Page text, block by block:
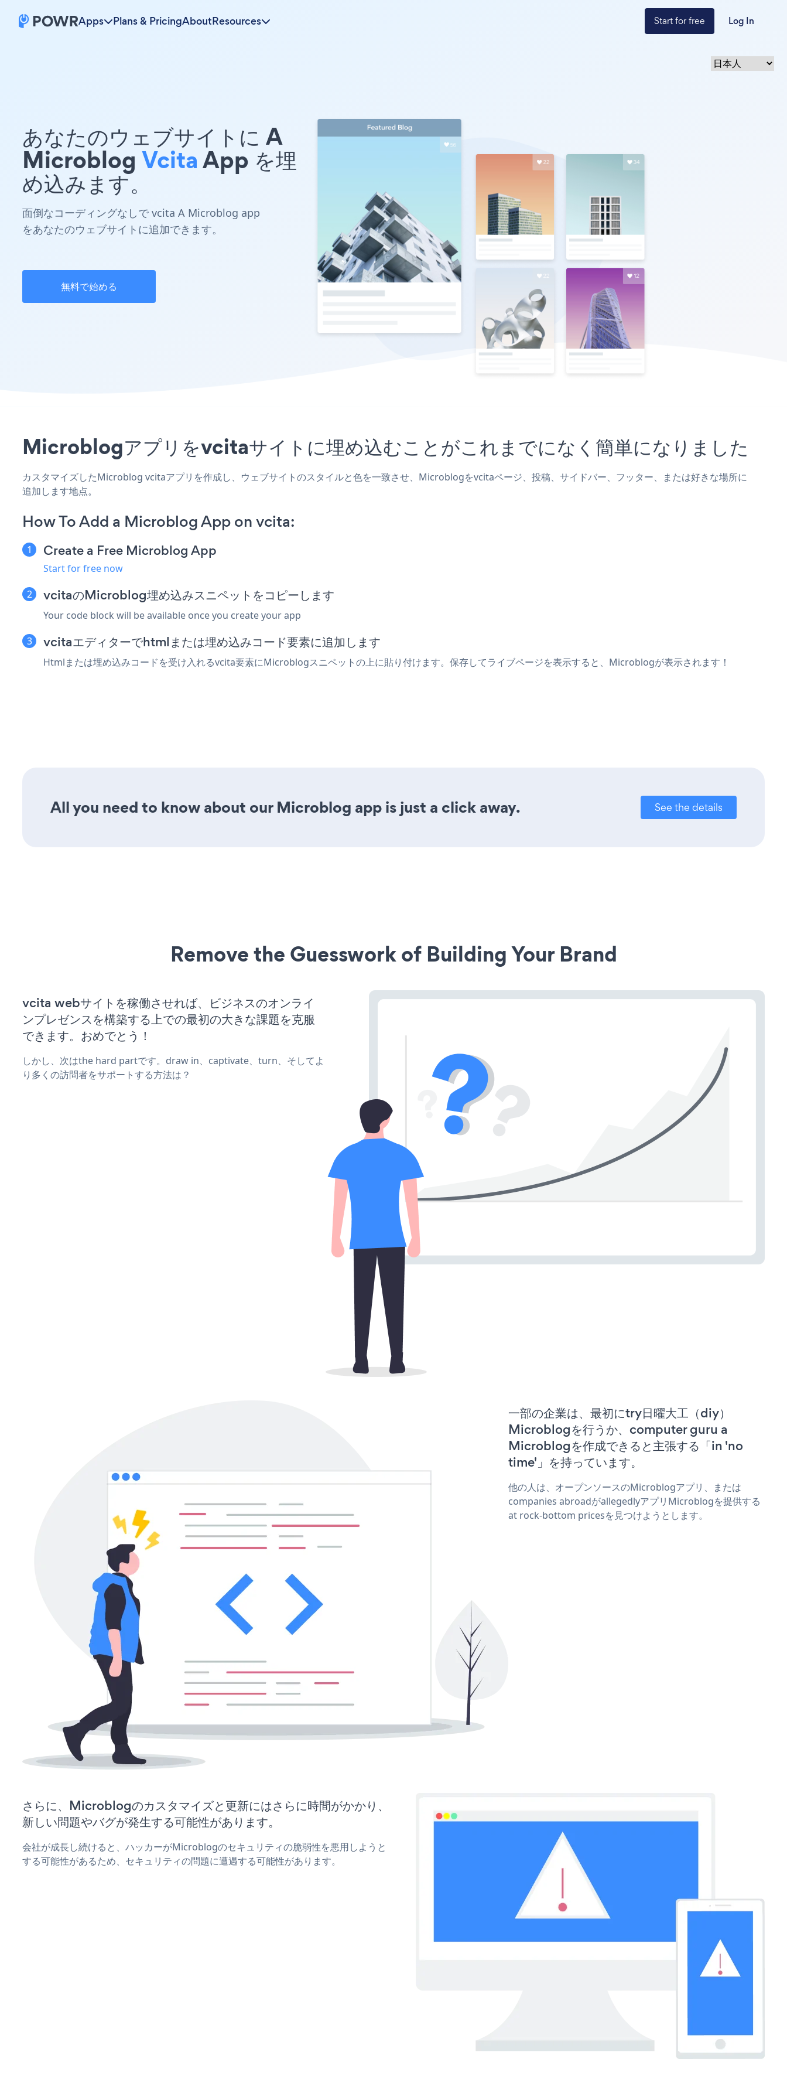
Apps Plans & PricingAboutResources Start for free Log In
あなたのウェブサイトに A
Microblog VcitaApp を埋
め込みます。
面倒なコーディングなしで vcita A Microblog app
をあなたのウェブサイトに追加できます。
無料で始める
Microblogアプリをvcitaサイトに埋め込むことがこれまでになく簡単になりました
カスタマイズしたMicroblog vcitaアプリを作成し、ウェブサイトのスタイルと色を一致させ、Microblogをvcitaページ、投稿、サイドバー、フッター、または好きな場所に
追加します地点。
How To Add a Microblog App on vcita:
Create a Free Microblog App
Start for free now
vcitaのMicroblog埋め込みスニペットをコピーします
Your code block will be available once you create your app
vcitaエディターでhtmlまたは埋め込みコード要素に追加します
Htmlまたは埋め込みコードを受け入れるvcita要素にMicroblogスニペットの上に貼り付けます。保存してライブページを表示すると、Microblogが表示されます！
All you need to know about our Microblog app is just a click away. See the details
Remove the Guesswork of Building Your Brand
vcita webサイトを稼働させれば、ビジネスのオンライ
ンプレゼンスを構築する上での最初の大きな課題を克服
できます。おめでとう！
しかし、次はthe hard partです。draw in、captivate、turn、そしてよ
り多くの訪問者をサポートする方法は？
一部の企業は、最初にtry日曜大工（diy）
Microblogを行うか、computer guru a
Microblogを作成できると主張する「in 'no
time'」を持っています。
他の人は、オープンソースのMicroblogアプリ、または
companies abroadがallegedlyアプリMicroblogを提供する
at rock-bottom pricesを見つけようとします。
さらに、Microblogのカスタマイズと更新にはさらに時間がかかり、
新しい問題やバグが発生する可能性があります。
会社が成長し続けると、ハッカーがMicroblogのセキュリティの脆弱性を悪用しようと
する可能性があるため、セキュリティの問題に遭遇する可能性があります。